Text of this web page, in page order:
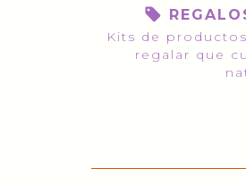
Kits de
regalar que